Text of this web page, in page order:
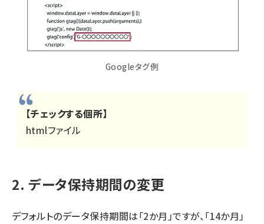
Googleタグ例
【チェックする個所】
htmlファイル
2. データ保持期間の変更
デフォルトのデータ保持期間は「2か月」ですが、「14か月」